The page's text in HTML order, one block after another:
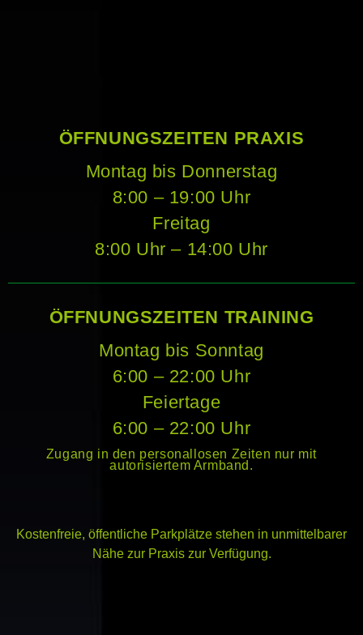
ÖFFNUNGSZEITEN PRAXIS
Montag bis Donnerstag
8:00 – 19:00 Uhr
Freitag
8:00 Uhr – 14:00 Uhr
ÖFFNUNGSZEITEN TRAINING
Montag bis Sonntag
6:00 – 22:00 Uhr
Feiertage
6:00 – 22:00 Uhr
Zugang in den personallosen Zeiten nur mit
autorisiertem Armband.
Kostenfreie, öffentliche Parkplätze stehen in unmittelbarer
Nähe zur Praxis zur Verfügung.